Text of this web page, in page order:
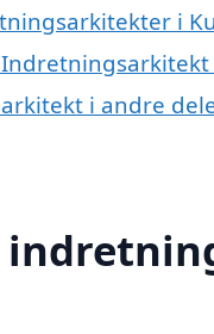
i
i andre